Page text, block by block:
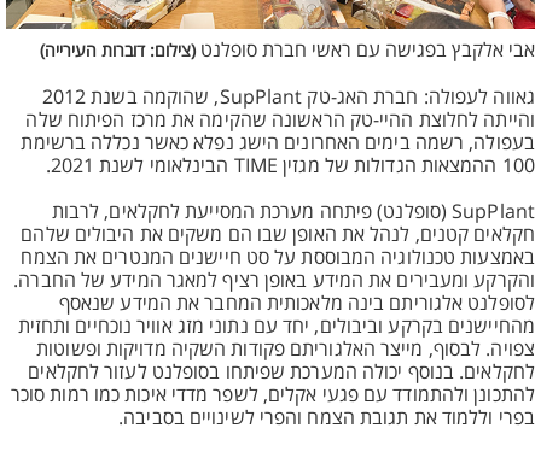
אבי אלקבץ בפגישה עם ראשי חברת סופלנט (צילום: דוברות העירייה)
גאווה לעפולה: חברת האג-טק SupPlant, שהוקמה בשנת 2012
והייתה לחלוצת ההיי-טק הראשונה שהקימה את מרכז הפיתוח שלה
בעפולה, רשמה בימים האחרונים הישג נפלא כאשר נכללה ברשימת
100 ההמצאות הגדולות של מגזין TIME הבינלאומי לשנת 2021.
SupPlant (סופלנט) פיתחה מערכת המסייעת לחקלאים, לרבות
חקלאים קטנים, לנהל את האופן שבו הם משקים את היבולים שלהם
באמצעות טכנולוגיה המבוססת על סט חיישנים המנטרים את הצמח
והקרקע ומעבירים את המידע באופן רציף למאגר המידע של החברה.
לסופלנט אלגוריתם בינה מלאכותית המחבר את המידע שנאסף
מהחיישנים בקרקע וביבולים, יחד עם נתוני מזג אוויר נוכחיים ותחזית
צפויה. לבסוף, מייצר האלגוריתם פקודות השקיה מדויקות ופשוטות
לחקלאים. בנוסף יכולה המערכת שפיתחו בסופלנט לעזור לחקלאים
להתכונן ולהתמודד עם פגעי אקלים, לשפר מדדי איכות כמו רמות סוכר
בפרי וללמוד את תגובת הצמח והפרי לשינויים בסביבה.